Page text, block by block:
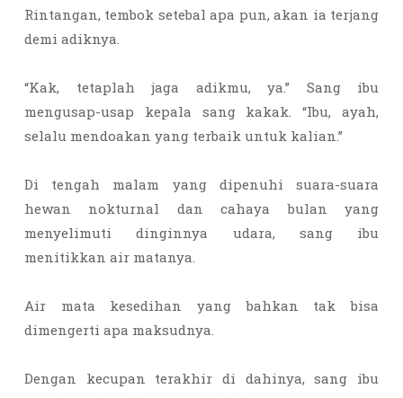
Rintangan, tembok setebal apa pun, akan ia terjang
demi adiknya.
“Kak, tetaplah jaga adikmu, ya.” Sang ibu
mengusap-usap kepala sang kakak. “Ibu, ayah,
selalu mendoakan yang terbaik untuk kalian.”
Di tengah malam yang dipenuhi suara-suara
hewan nokturnal dan cahaya bulan yang
menyelimuti dinginnya udara, sang ibu
menitikkan air matanya.
Air mata kesedihan yang bahkan tak bisa
dimengerti apa maksudnya.
Dengan kecupan terakhir di dahinya, sang ibu